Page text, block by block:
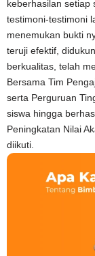
keberhasilan setiap
testimoni-testimoni
menemukan bukti
teruji efektif,
berkualitas, telah
Bersama Tim
serta Perguruan
siswa hingga
Peningkatan Nilai
diikuti.